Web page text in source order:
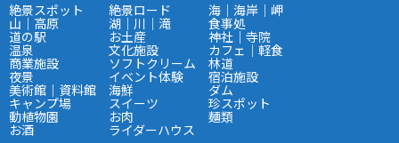
絶景スポット 絶景ロード 海｜海岸｜岬
山｜高原 湖｜川｜滝 食事処
道の駅 お土産 神社｜寺院
温泉 文化施設 カフェ｜軽食
商業施設 ソフトクリーム 林道
夜景 イベント体験 宿泊施設
美術館｜資料館 海鮮 ダム
キャンプ場 スイーツ 珍スポット
動植物園 お肉 麺類
お酒 ライダーハウス